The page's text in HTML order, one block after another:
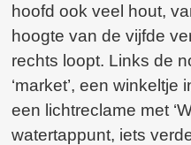
hoofd ook veel hout,
hoogte van de vijfde
rechts loopt. Links de
‘market’, een
een lichtreclame met
watertappunt, iets